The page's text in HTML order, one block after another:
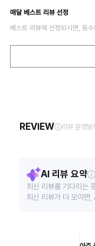
매달 베스트 리뷰 선정
베스트 리뷰에 선정되시면, 등